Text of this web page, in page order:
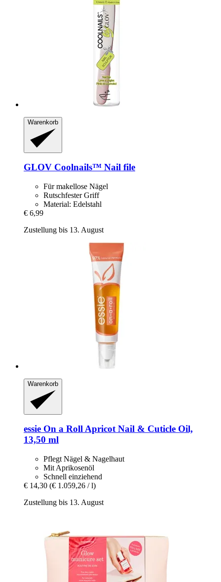
Warenkorb
GLOV Coolnails™ Nail file
Für makellose Nägel
Rutschfester Griff
Material: Edelstahl
€ 6,99
Zustellung bis 13. August
Warenkorb
essie On a Roll Apricot Nail & Cuticle Oil,
13,50 ml
Pflegt Nägel & Nagelhaut
Mit Aprikosenöl
Schnell einziehend
€ 14,30 (€ 1.059,26 / l)
Zustellung bis 13. August